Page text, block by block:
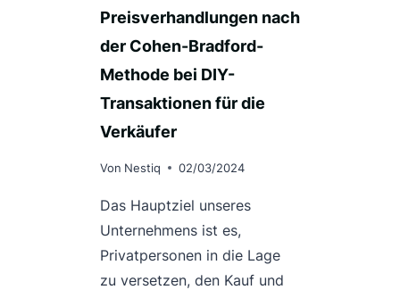
Preisverhandlungen nach
der Cohen-Bradford-
Methode bei DIY-
Transaktionen für die
Verkäufer
Von Nestiq 02/03/2024
Das Hauptziel unseres
Unternehmens ist es,
Privatpersonen in die Lage
zu versetzen, den Kauf und